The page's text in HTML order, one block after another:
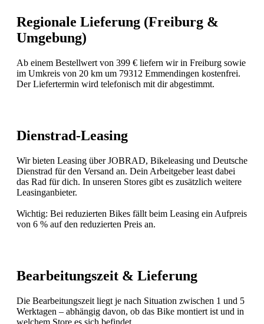
Regionale Lieferung (Freiburg &
Umgebung)
Ab einem Bestellwert von 399 € liefern wir in Freiburg sowie
im Umkreis von 20 km um 79312 Emmendingen kostenfrei.
Der Liefertermin wird telefonisch mit dir abgestimmt.
Dienstrad-Leasing
Wir bieten Leasing über JOBRAD, Bikeleasing und Deutsche
Dienstrad für den Versand an. Dein Arbeitgeber least dabei
das Rad für dich. In unseren Stores gibt es zusätzlich weitere
Leasinganbieter.
Wichtig: Bei reduzierten Bikes fällt beim Leasing ein Aufpreis
von 6 % auf den reduzierten Preis an.
Bearbeitungszeit & Lieferung
Die Bearbeitungszeit liegt je nach Situation zwischen 1 und 5
Werktagen – abhängig davon, ob das Bike montiert ist und in
welchem Store es sich befindet.